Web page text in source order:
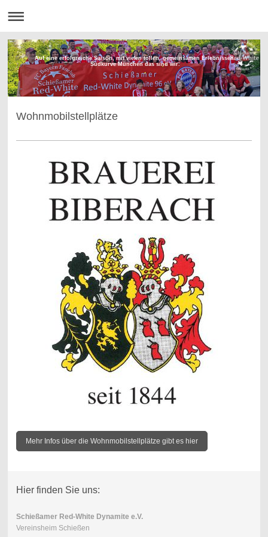
Auf eine erfolgreiche Saison, mit vielen tollen, gemeinsamen Erlebnissen.
Südkurve München das sind wir.
Wohnmobilstellplätze
Mehr Infos über die Wohnmobilstellplätze gibt es hier
Hier finden Sie uns:
Schießamer Red-White Dynamite e.V.
Vereinsheim Schießen